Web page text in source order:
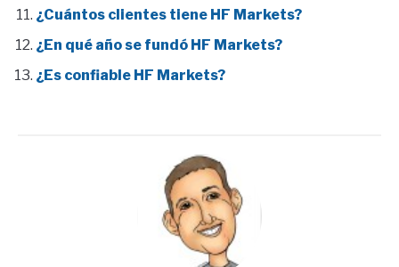
¿Cuántos clientes tiene HF Markets?
¿En qué año se fundó HF Markets?
¿Es confiable HF Markets?